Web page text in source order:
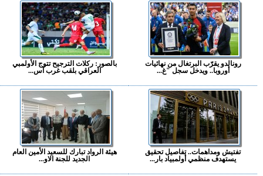
رونالدو يقرّب البرتغال من نهائيات
أوروبا.. ويدخل سجل "غ...
بالصور: ركلات الترجيح تتوج الأولمبي
العراقي بلقب غرب آس...
تفتيش ومداهمات.. تفاصيل تحقيق
يستهدف منظمي أولمبياد بار...
هيئة الرواد تبارك للسعيد الأمين العام
الجديد للجنة الاو...